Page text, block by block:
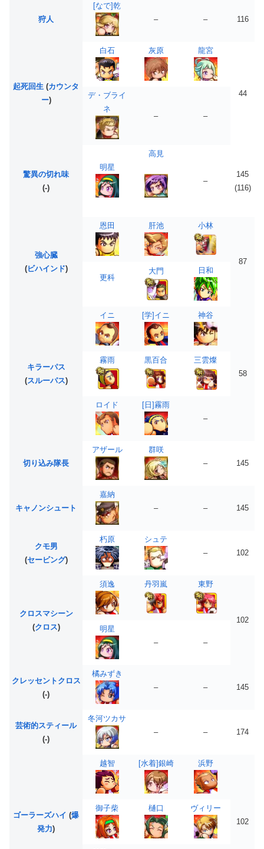
狩人
[なで]乾
–
– 116
起死回生 (カウンタ
ー)
白石 灰原 龍宮
44
デ・ブライ
ネ
–
–
驚異の切れ味
(-)
明星
高見
–
145
(116)
強心臓
(ビハインド)
恩田 肝池 小林
87
更科
大門 日和
キラーパス
(スルーパス)
イニ [学]イニ 神谷
58
霧雨 黒百合 三雲燦
ロイド
[日]霧雨
–
切り込み隊長
アザール
群咲
–
145
キャノンシュート
嘉納
–
– 145
クモ男
(セービング)
朽原
シュテ
–
102
クロスマシーン
(クロス)
須逸 丹羽嵐 東野
102
明星
–
–
クレッセントクロス
(-)
橘みずき
–
– 145
芸術的スティール
(-)
冬河ツカサ
–
– 174
ゴーラーズハイ (爆
発力)
越智 [水着]銀崎 浜野
102
御子柴 樋口 ヴィリー